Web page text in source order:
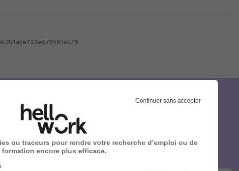
Hellowork et
candidature !
Continuer sans accepter
ou traceurs pour rendre votre recherche d’emploi ou de
formation encore plus efficace.